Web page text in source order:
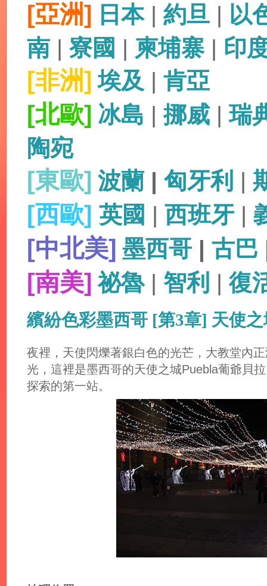
[亞洲] 日本| 約旦 | 以
南 | 寮國 | 柬埔寨| 印
[非洲] 埃及 | 肯亞
[北歐] 冰島 |挪威 |瑞
陶宛
[東歐] 波蘭 | 匈牙利 |
[西歐] 英國 | 西班牙 |
[中北美] 墨西哥 | 古巴
[南美] 祕魯| 智利 |復
繽紛色彩墨西哥 [第3章] 天使
夜裡，天使閃爍著銀白色的光芒，大教堂內
光，這裡是墨西哥的天使之城Puebla葡爺貝
探索的第一站。